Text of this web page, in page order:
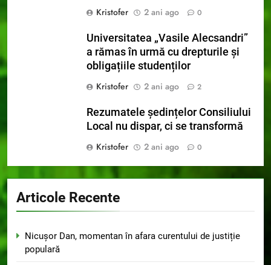
Kristofer
2 ani ago 0
Universitatea „Vasile Alecsandri”
a rămas în urmă cu drepturile și
obligațiile studenților
Kristofer
2 ani ago 2
Rezumatele ședințelor Consiliului
Local nu dispar, ci se transformă
Kristofer
2 ani ago 0
Articole Recente
Nicușor Dan, momentan în afara curentului de justiție
populară